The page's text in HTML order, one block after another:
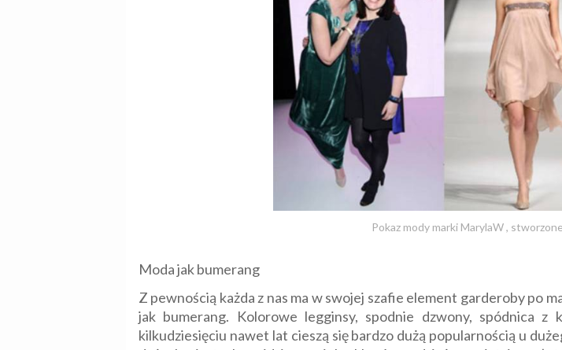
Pokaz mody marki MarylaW ,
Moda jak bumerang
Z pewnością każda z nas ma w swojej szafie element garderoby po
jak bumerang. Kolorowe legginsy, spodnie dzwony, spódnica
kilkudziesięciu nawet lat cieszą się bardzo dużą popularnością u